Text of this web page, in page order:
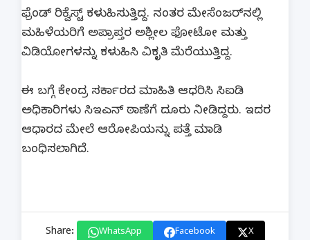
ಫ್ರೆಂಡ್​ ರಿಕ್ವೆಸ್ಟ್​ ಕಳುಹಿಸುತ್ತಿದ್ದ. ನಂತರ ಮೇಸೆಂಜರ್​ನಲ್ಲಿ
ಮಹಿಳೆಯರಿಗೆ ಅಪ್ರಾಪ್ತರ ಅಶ್ಲೀಲ ಫೋಟೋ ಮತ್ತು
ವಿಡಿಯೋಗಳನ್ನು ಕಳುಹಿಸಿ ವಿಕೃತಿ ಮೆರೆಯುತ್ತಿದ್ದ.
ಈ ಬಗ್ಗೆ ಕೇಂದ್ರ ಸರ್ಕಾರದ ಮಾಹಿತಿ ಆಧರಿಸಿ ಸಿಐಡಿ
ಅಧಿಕಾರಿಗಳು ಸಿಇಎನ್​ ಠಾಣೆಗೆ ದೂರು ನೀಡಿದ್ದರು. ಇದರ
ಆಧಾರದ ಮೇಲೆ ಆರೋಪಿಯನ್ನು ಪತ್ತೆ ಮಾಡಿ
ಬಂಧಿಸಲಾಗಿದೆ.
Share: WhatsApp Facebook X